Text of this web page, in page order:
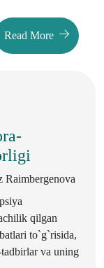
adolat va
kelajak
Read More
Raimbergenova
qilgan
to`g`risida,
va uning